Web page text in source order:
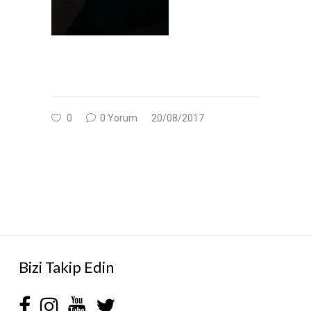
0 0 Yorum 20/08/2017
Bizi Takip Edin